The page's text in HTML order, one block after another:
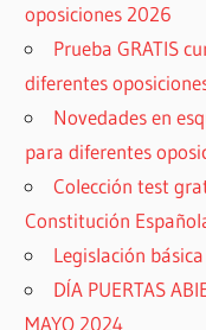
oposiciones 2026
Prueba GRATIS
diferentes
Novedades en
para diferentes
Colección test
Constitución
Legislación
DÍA PUERTAS
MAYO 2024